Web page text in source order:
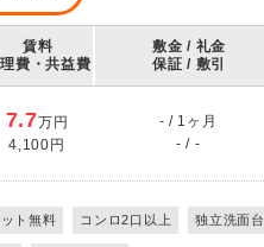
賃料
費・共益費
敷金 / 礼金
保証 / 敷引
7.7万円
4,100円
- / 1ヶ月
- / -
ト無料 コンロ2口以上 独立洗面台